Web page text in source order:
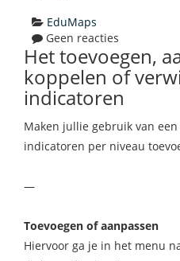
EduMaps
Geen reacties
Het toevoegen,
koppelen of
indicatoren
Maken jullie gebruik van een
indicatoren per niveau
—
Toevoegen of aanpassen
Hiervoor ga je in het menu